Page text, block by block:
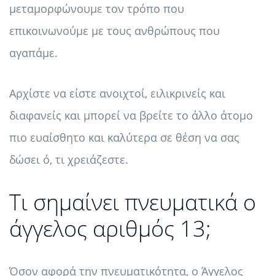
μεταμορφώνουμε τον τρόπο που
επικοινωνούμε με τους ανθρώπους που
αγαπάμε.
Αρχίστε να είστε ανοιχτοί, ειλικρινείς και
διαφανείς και μπορεί να βρείτε το άλλο άτομο
πιο ευαίσθητο και καλύτερα σε θέση να σας
δώσει ό, τι χρειάζεστε.
Τι σημαίνει πνευματικά ο
άγγελος αριθμός 13;
Όσον αφορά την πνευματικότητα, ο Άγγελος